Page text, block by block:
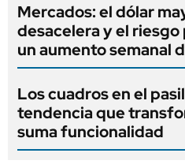
Mercados: el dólar
desacelera y el riesgo
un aumento semanal
Los cuadros en el
tendencia que
suma funcionalidad